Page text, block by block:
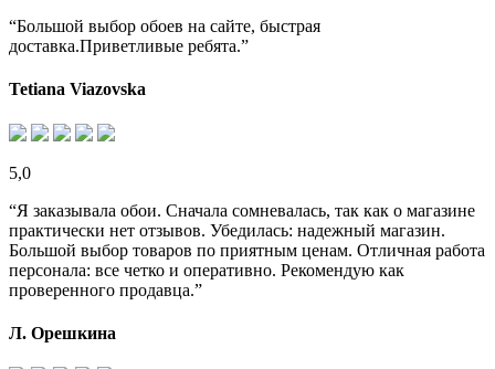
“Большой выбор обоев на сайте, быстрая
доставка.Приветливые ребята.”
Tetiana Viazovska
5,0
“Я заказывала обои. Сначала сомневалась, так как о магазине
практически нет отзывов. Убедилась: надежный магазин.
Большой выбор товаров по приятным ценам. Отличная работа
персонала: все четко и оперативно. Рекомендую как
проверенного продавца.”
Л. Орешкина